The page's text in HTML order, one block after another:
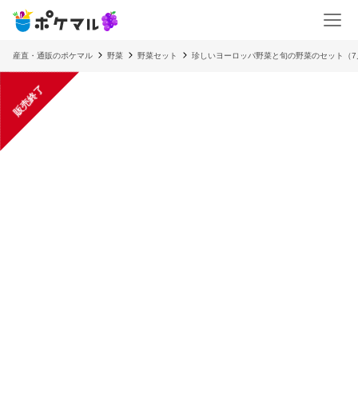
産直・通販のポケマル 野菜 野菜セット 珍しいヨーロッパ野菜と旬の野菜のセット（
販売終了